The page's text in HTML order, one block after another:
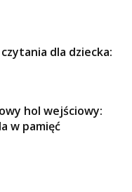
dla dziecka:
hol wejściowy:
w pamięć